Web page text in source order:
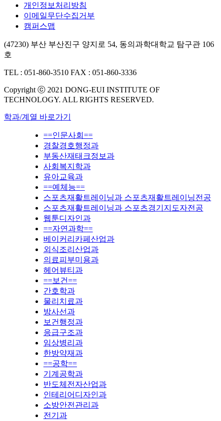
개인정보처리방침
이메일무단수집거부
캠퍼스맵
(47230) 부산 부산진구 양지로 54, 동의과학대학교 탐구관 106
호
TEL : 051-860-3510 FAX : 051-860-3336
Copyright ⓒ 2021 DONG-EUI INSTITUTE OF
TECHNOLOGY. ALL RIGHTS RESERVED.
학과/계열 바로가기
==인문사회==
경찰경호행정과
부동산재태크정보과
사회복지학과
유아교육과
==예체능==
스포츠재활트레이닝과 스포츠재활트레이닝전공
스포츠재활트레이닝과 스포츠경기지도자전공
웹툰디자인과
==자연과학==
베이커리카페산업과
외식조리산업과
의료피부미용과
헤어뷰티과
==보건==
간호학과
물리치료과
방사선과
보건행정과
응급구조과
임상병리과
한방약재과
==공학==
기계공학과
반도체전자산업과
인테리어디자인과
소방안전관리과
전기과